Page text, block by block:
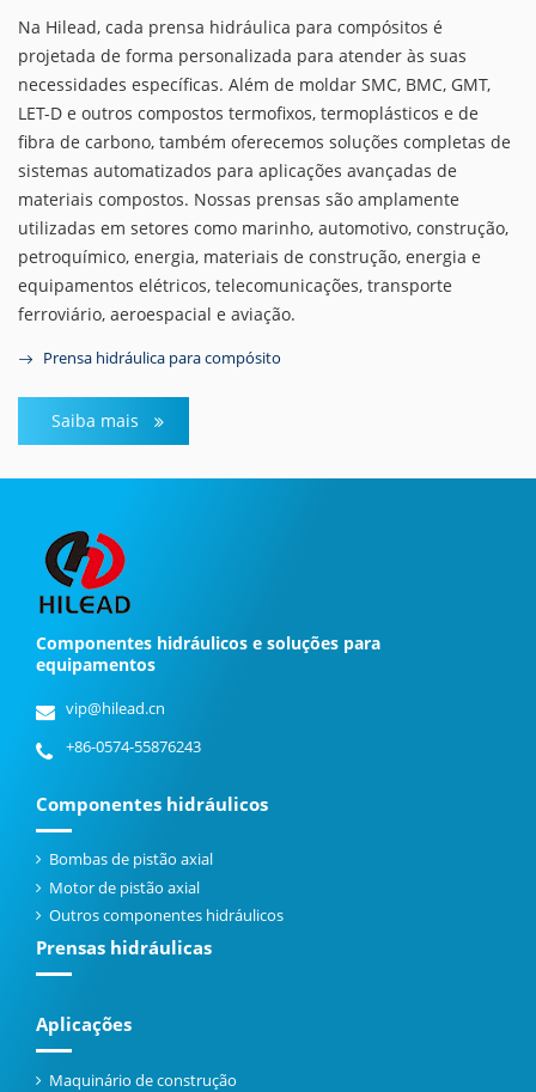
Na Hilead, cada prensa hidráulica para compósitos é
projetada de forma personalizada para atender às suas
necessidades específicas. Além de moldar SMC, BMC, GMT,
LET-D e outros compostos termofixos, termoplásticos e de
fibra de carbono, também oferecemos soluções completas de
sistemas automatizados para aplicações avançadas de
materiais compostos. Nossas prensas são amplamente
utilizadas em setores como marinho, automotivo, construção,
petroquímico, energia, materiais de construção, energia e
equipamentos elétricos, telecomunicações, transporte
ferroviário, aeroespacial e aviação.
Prensa hidráulica para compósito
Saiba mais
Componentes hidráulicos e soluções para
equipamentos
vip@hilead.cn
+86-0574-55876243
Componentes hidráulicos
Bombas de pistão axial
Motor de pistão axial
Outros componentes hidráulicos
Prensas hidráulicas
Aplicações
Maquinário de construção